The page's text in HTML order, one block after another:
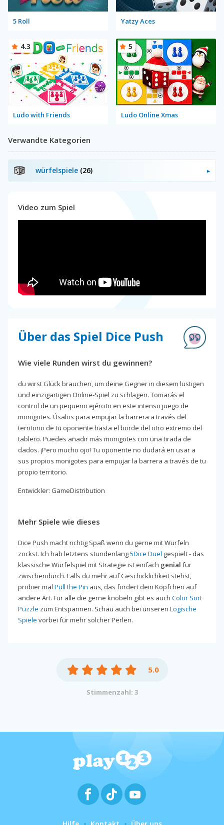
5 Roll Yatzy Aces
Ludo with Friends
4.3
Ludo Online Xmas
5
Verwandte Kategorien
würfelspiele (26)
Video zum Spiel
Über das Spiel Dice Push
Wie viele Runden wirst du gewinnen?
du wirst Glück brauchen, um deine Gegner in diesem lustigen
und einzigartigen Online-Spiel zu schlagen. Tomarás el
control de un pequeño ejército en este intenso juego de
monigotes. Úsalos para empujar la barrera a través del
territorio de tu oponente hasta el borde del otro extremo del
tablero. Puedes añadir más monigotes con una tirada de
dados. ¡Pero mucho ojo! Tu oponente no dudará en usar a
sus propios monigotes para empujar la barrera a través de tu
propio territorio.
Entwickler: GameDistribution
Mehr Spiele wie dieses
Dice Push macht richtig Spaß wenn du gerne mit Würfeln
zockst. Ich hab letztens stundenlang5Dice Duel gespielt - das
klassische Würfelspiel mit Strategie ist einfach genial für
zwischendurch. Falls du mehr auf Geschicklichkeit stehst,
probier mal Pull the Pin aus, das fordert dein Köpfchen auf
andere Art. Für alle die gerne knobeln gibt es auch Color Sort
Puzzle zum Entspannen. Schau auch bei unseren Logische
Spiele vorbei für mehr solcher Perlen.
5.0
Stimmenzahl: 3